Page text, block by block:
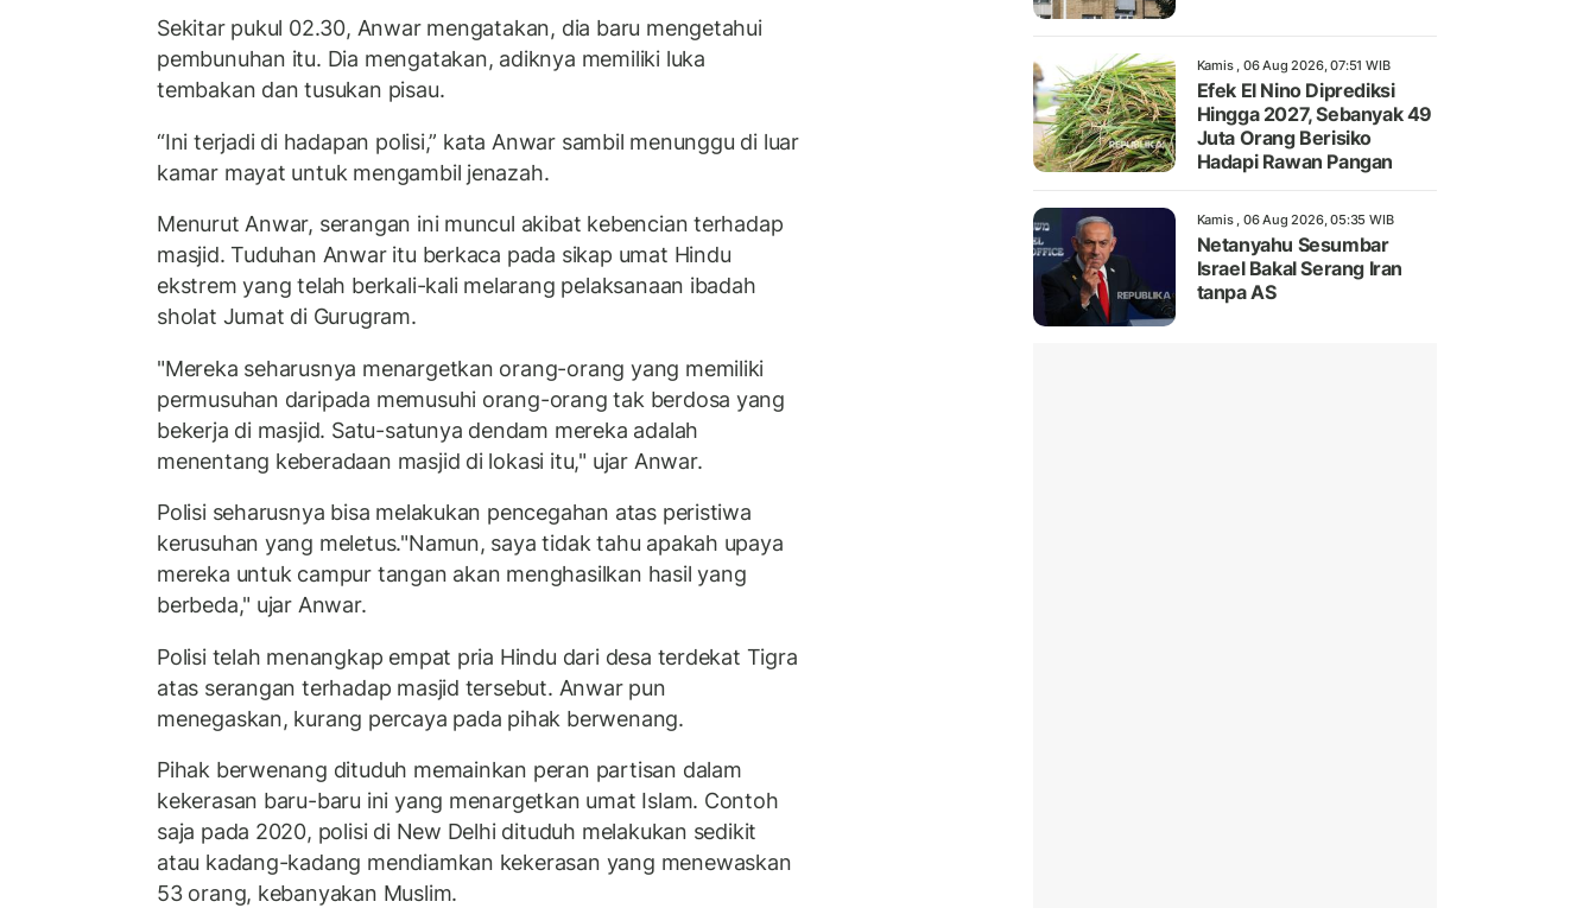
Sekitar pukul 02.30, Anwar mengatakan, dia baru mengetahui
pembunuhan itu. Dia mengatakan, adiknya memiliki luka
tembakan dan tusukan pisau.
“Ini terjadi di hadapan polisi,” kata Anwar sambil menunggu di luar
kamar mayat untuk mengambil jenazah.
Menurut Anwar, serangan ini muncul akibat kebencian terhadap
masjid. Tuduhan Anwar itu berkaca pada sikap umat Hindu
ekstrem yang telah berkali-kali melarang pelaksanaan ibadah
sholat Jumat di Gurugram.
"Mereka seharusnya menargetkan orang-orang yang memiliki
permusuhan daripada memusuhi orang-orang tak berdosa yang
bekerja di masjid. Satu-satunya dendam mereka adalah
menentang keberadaan masjid di lokasi itu," ujar Anwar.
Polisi seharusnya bisa melakukan pencegahan atas peristiwa
kerusuhan yang meletus."Namun, saya tidak tahu apakah upaya
mereka untuk campur tangan akan menghasilkan hasil yang
berbeda," ujar Anwar.
Polisi telah menangkap empat pria Hindu dari desa terdekat Tigra
atas serangan terhadap masjid tersebut. Anwar pun
menegaskan, kurang percaya pada pihak berwenang.
Pihak berwenang dituduh memainkan peran partisan dalam
kekerasan baru-baru ini yang menargetkan umat Islam. Contoh
saja pada 2020, polisi di New Delhi dituduh melakukan sedikit
atau kadang-kadang mendiamkan kekerasan yang menewaskan
53 orang, kebanyakan Muslim.
Kamis , 06 Aug 2026, 07:51 WIB
Efek El Nino Diprediksi
Hingga 2027, Sebanyak 49
Juta Orang Berisiko
Hadapi Rawan Pangan
Kamis , 06 Aug 2026, 05:35 WIB
Netanyahu Sesumbar
Israel Bakal Serang Iran
tanpa AS